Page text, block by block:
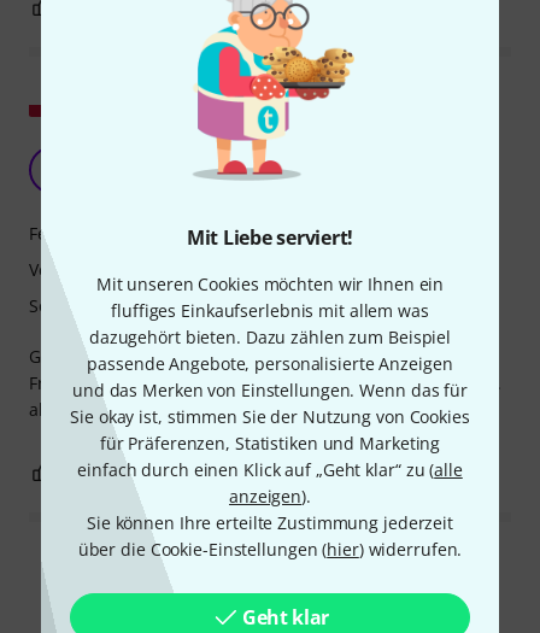
Mit Liebe serviert!
Mit unseren Cookies möchten wir Ihnen ein
fluffiges Einkaufserlebnis mit allem was
dazugehört bieten. Dazu zählen zum Beispiel
passende Angebote, personalisierte Anzeigen
und das Merken von Einstellungen. Wenn das für
Sie okay ist, stimmen Sie der Nutzung von Cookies
für Präferenzen, Statistiken und Marketing
einfach durch einen Klick auf „Geht klar“ zu (alle
anzeigen).
Sie können Ihre erteilte Zustimmung jederzeit
über die Cookie-Einstellungen (hier) widerrufen.
Geht klar
BEWERTUNG MELDEN
Original zeigen
Woromir 28.02.2026
Großartiger Klang! Ausgewogen über den gesamten
Frequenzbereich, sehr detailliert, natürlicher Stereo-Bass...
absolut professionell.
Features
Verarbeitung
Sound
0 BEWERTUNG MELDEN
Alle Bewertungen lesen